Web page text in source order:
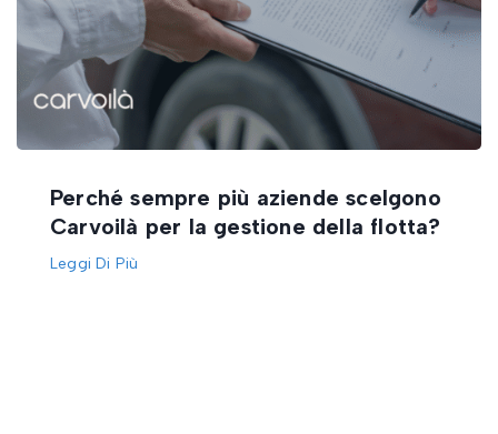
Perché sempre più aziende scelgono
Carvoilà per la gestione della flotta?
Leggi Di Più